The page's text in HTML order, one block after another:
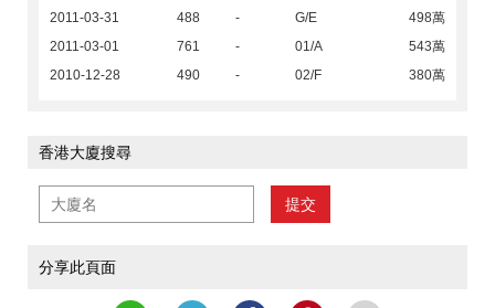
2011-03-31
488 - G/E
498萬
2011-03-01
761 - 01/A
543萬
2010-12-28
490 - 02/F 380萬
香港大廈搜尋
提交
分享此頁面